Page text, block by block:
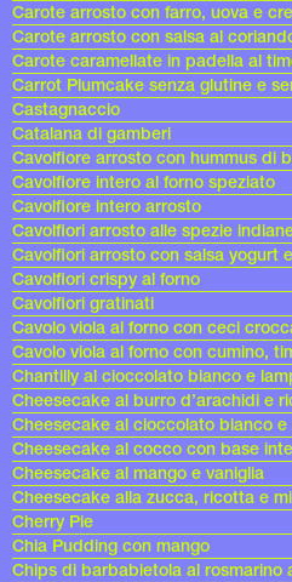
Carote arrosto con farro, uova e
Carote arrosto con salsa al
Carote caramellate in padella al
Carrot Plumcake senza glutine e
Castagnaccio
Catalana di gamberi
Cavolfiore arrosto con hummus di
Cavolfiore intero al forno speziato
Cavolfiore intero arrosto
Cavolfiori arrosto alle spezie
Cavolfiori arrosto con salsa yogurt
Cavolfiori crispy al forno
Cavolfiori gratinati
Cavolo viola al forno con ceci
Cavolo viola al forno con cumino,
Chantilly al cioccolato bianco e
Cheesecake al burro d’arachidi e
Cheesecake al cioccolato bianco
Cheesecake al cocco con base
Cheesecake al mango e vaniglia
Cheesecake alla zucca, ricotta e
Cherry Pie
Chia Pudding con mango
Chips di barbabietola al rosmarino